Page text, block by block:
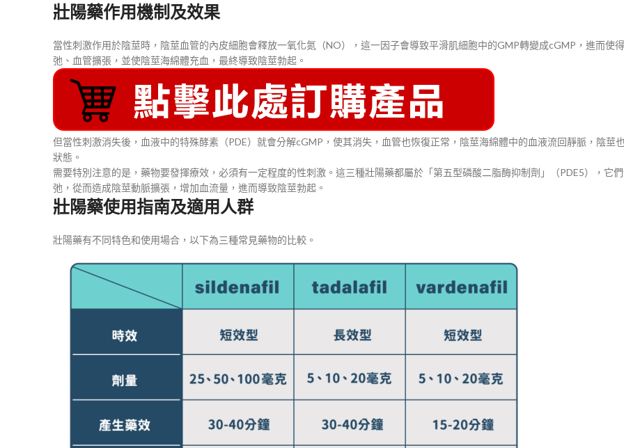
壯陽藥作用機制及效果
當性刺激作用於陰莖時，陰莖血管的內皮細胞會釋放一氧化氮（NO），這一因子會導致平滑肌細胞中的GMP轉變成cGMP，進而使
弛、血管擴張，並使陰莖海綿體充血，最終導致陰莖勃起。
但當性刺激消失後，血液中的特殊酵素（PDE）就會分解cGMP，使其消失，血管也恢復正常，陰莖海綿體中的血液流回靜脈，陰莖
狀態。
需要特別注意的是，藥物要發揮療效，必須有一定程度的性刺激。這三種壯陽藥都屬於「第五型磷酸二脂酶抑制劑」（PDE5），它
弛，從而造成陰莖動脈擴張，增加血流量，進而導致陰莖勃起。
壯陽藥使用指南及適用人群
壯陽藥有不同特色和使用場合，以下為三種常見藥物的比較。